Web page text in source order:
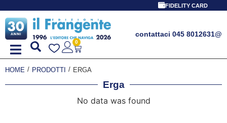
FIDELITY CARD
contattaci 045 8012631@
0
HOME / PRODOTTI / ERGA
Erga
No data was found